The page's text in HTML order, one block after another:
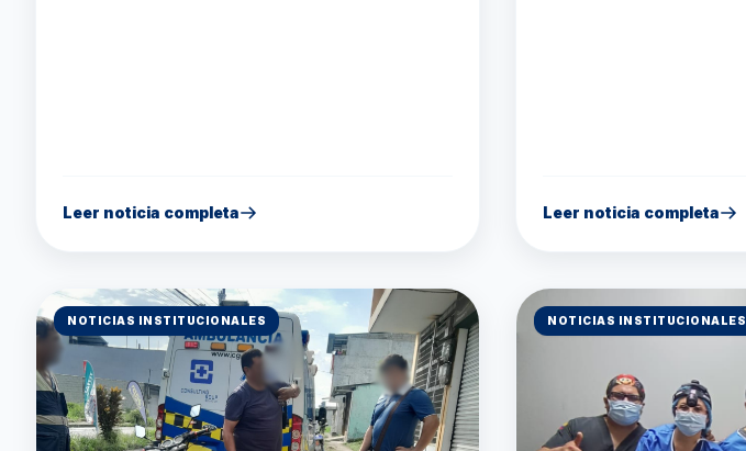
Leer noticia completa Leer noticia completa
NOTICIAS INSTITUCIONALES NOTICIAS INSTITUCIONALES